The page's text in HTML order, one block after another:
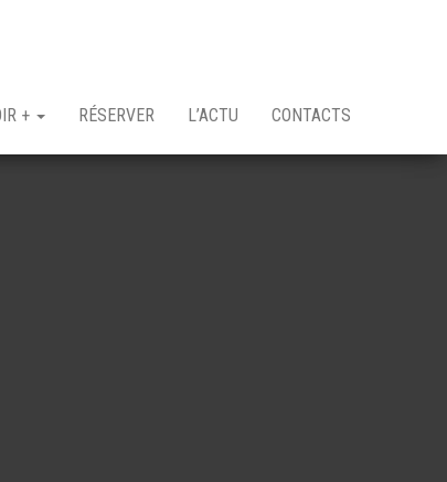
+ RÉSERVER L’ACTU CONTACTS